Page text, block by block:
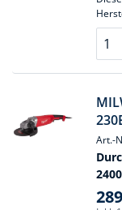
Art.-
2400